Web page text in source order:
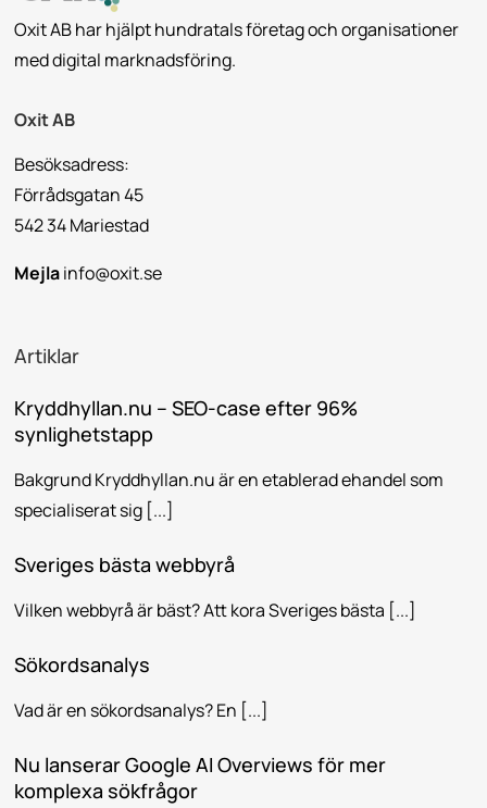
Oxit AB har hjälpt hundratals företag och organisationer
med digital marknadsföring.
Oxit AB
Besöksadress:
Förrådsgatan 45
542 34 Mariestad
Mejlainfo@oxit.se
Artiklar
Kryddhyllan.nu – SEO-case efter 96%
synlighetstapp
Bakgrund Kryddhyllan.nu är en etablerad ehandel som
specialiserat sig [...]
Sveriges bästa webbyrå
Vilken webbyrå är bäst? Att kora Sveriges bästa [...]
Sökordsanalys
Vad är en sökordsanalys? En [...]
Nu lanserar Google AI Overviews för mer
komplexa sökfrågor